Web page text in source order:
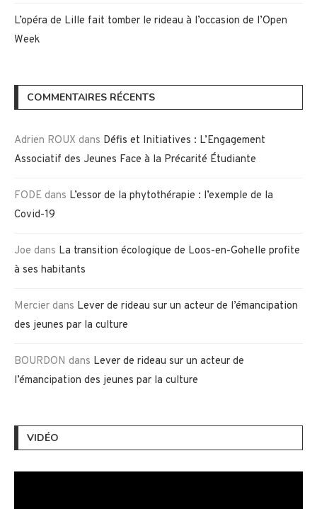
L’opéra de Lille fait tomber le rideau à l’occasion de l’Open
Week
COMMENTAIRES RÉCENTS
Adrien ROUX dans Défis et Initiatives : L’Engagement
Associatif des Jeunes Face à la Précarité Étudiante
FODE dans L’essor de la phytothérapie : l’exemple de la
Covid-19
Joe dans La transition écologique de Loos-en-Gohelle profite
à ses habitants
Mercier dans Lever de rideau sur un acteur de l’émancipation
des jeunes par la culture
BOURDON dans Lever de rideau sur un acteur de
l’émancipation des jeunes par la culture
VIDÉO